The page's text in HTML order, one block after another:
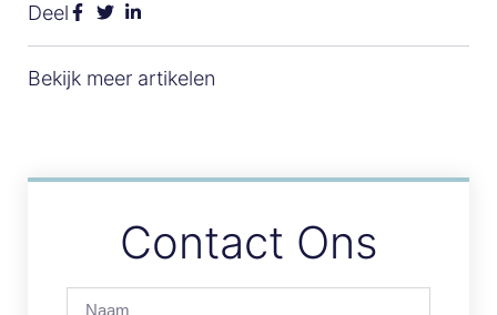
Deel
Bekijk meer artikelen
Contact Ons